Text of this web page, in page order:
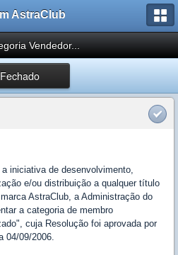
AstraClub
Vendedor...
Fechado
iniciativa de desenvolvimento,
e/ou distribuição a qualquer título
AstraClub, a Administração do
a categoria de membro
cuja Resolução foi aprovada por
04/09/2006.